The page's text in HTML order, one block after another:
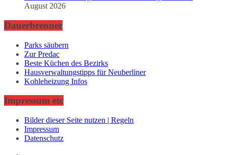
August 2026
Dauerbrenner
Parks säubern
Zur Predac
Beste Küchen des Bezirks
Hausverwaltungstipps für Neuberliner
Kohleheizung Infos
Impressum etc
Bilder dieser Seite nutzen | Regeln
Impressum
Datenschutz